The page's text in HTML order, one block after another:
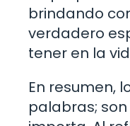
brindando
verdadero
tener en la
En resumen,
palabras;